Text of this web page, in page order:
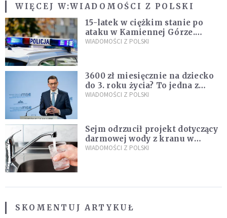
WIĘCEJ W:WIADOMOŚCI Z POLSKI
15-latek w ciężkim stanie po
ataku w Kamiennej Górze.
Policja zatrzymała dwóch
WIADOMOŚCI Z POLSKI
3600 zł miesięcznie na dziecko
do 3. roku życia? To jedna z
propozycji programu "Rozwój
WIADOMOŚCI Z POLSKI
Sejm odrzucił projekt dotyczący
darmowej wody z kranu w
restauracjach
WIADOMOŚCI Z POLSKI
SKOMENTUJ ARTYKUŁ